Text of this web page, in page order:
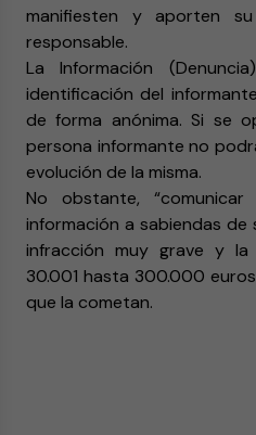
manifiesten y aporten
responsable.
La Información
identificación del
de forma anónima. Si se
persona informante no
evolución de la misma.
No obstante,
información a sabiendas de
infracción muy grave y
30.001 hasta 300.000
que la cometan.